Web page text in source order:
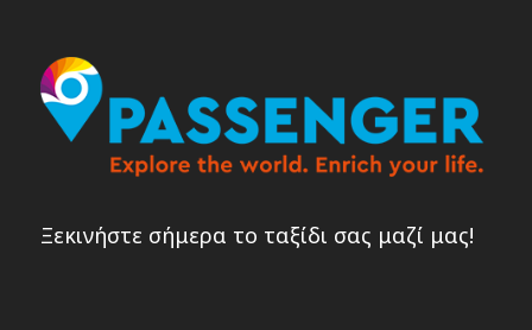
Ξεκινήστε σήμερα το ταξίδι σας μαζί μας!